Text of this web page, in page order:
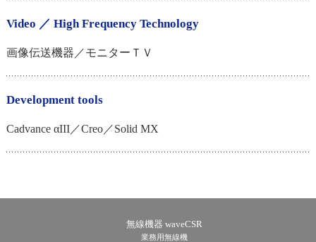
Video ／ High Frequency Technology
画像伝送機器／モニターＴＶ
Development tools
Cadvance αIII／Creo／Solid MX
無線機器 waveCSR
業務用無線機